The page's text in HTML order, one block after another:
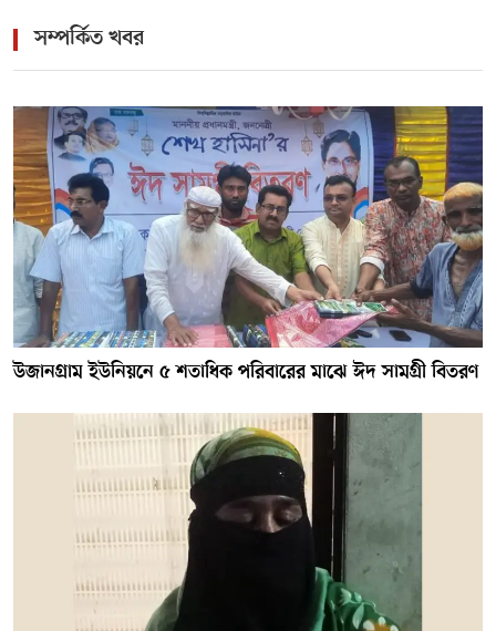
সম্পর্কিত খবর
উজানগ্রাম ইউনিয়নে ৫ শতাধিক পরিবারের মাঝে ঈদ সামগ্রী বিতরণ